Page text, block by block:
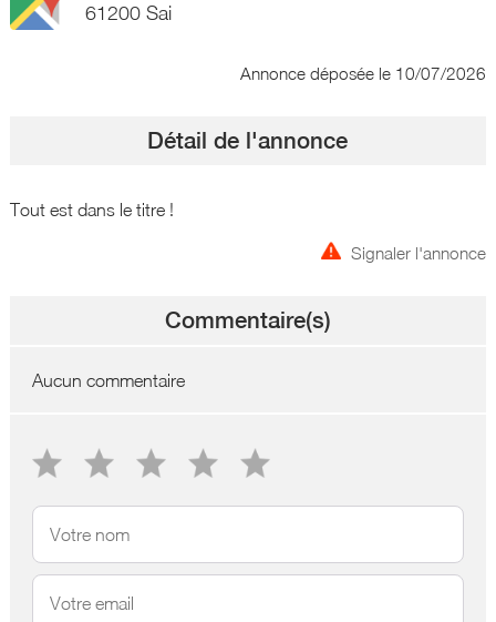
61200 Sai
Annonce déposée le 10/07/2026
Détail de l'annonce
Tout est dans le titre !
Signaler l'annonce
Commentaire(s)
Aucun commentaire